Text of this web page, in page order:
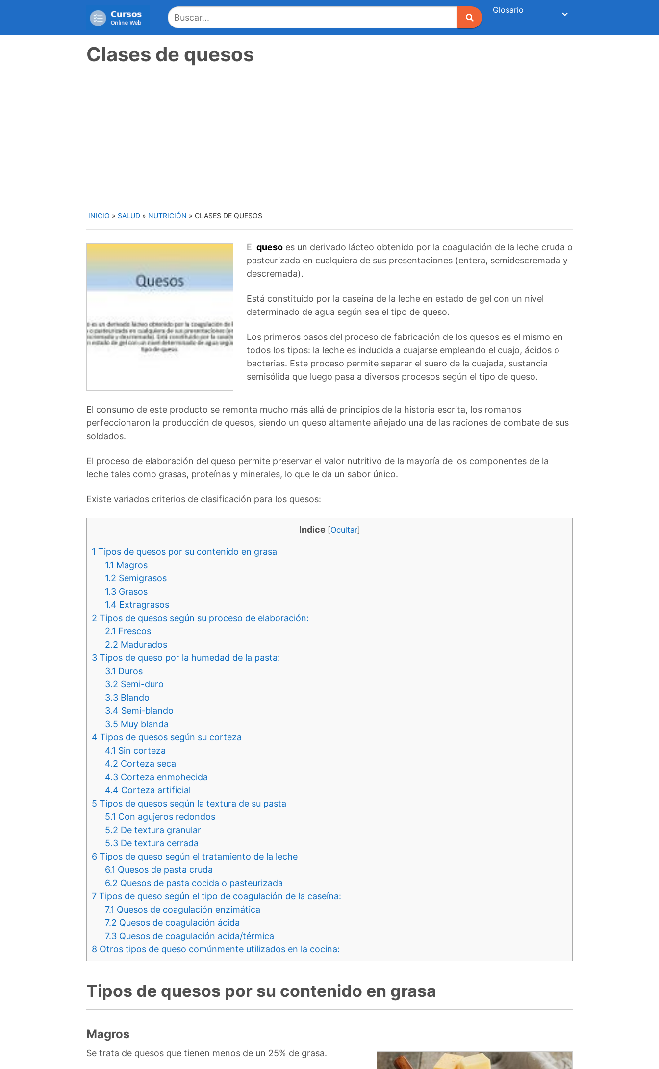
Glosario
Clases de quesos
INICIO » SALUD » NUTRICIÓN » CLASES DE QUESOS
El queso es un derivado lácteo obtenido por la coagulación de la leche cruda o
pasteurizada en cualquiera de sus presentaciones (entera, semidescremada y
descremada).
Está constituido por la caseína de la leche en estado de gel con un nivel
determinado de agua según sea el tipo de queso.
Los primeros pasos del proceso de fabricación de los quesos es el mismo en
todos los tipos: la leche es inducida a cuajarse empleando el cuajo, ácidos o
bacterias. Este proceso permite separar el suero de la cuajada, sustancia
semisólida que luego pasa a diversos procesos según el tipo de queso.
El consumo de este producto se remonta mucho más allá de principios de la historia escrita, los romanos
perfeccionaron la producción de quesos, siendo un queso altamente añejado una de las raciones de combate de sus
soldados.
El proceso de elaboración del queso permite preservar el valor nutritivo de la mayoría de los componentes de la
leche tales como grasas, proteínas y minerales, lo que le da un sabor único.
Existe variados criterios de clasificación para los quesos:
Indice [Ocultar]
1 Tipos de quesos por su contenido en grasa
1.1 Magros
1.2 Semigrasos
1.3 Grasos
1.4 Extragrasos
2 Tipos de quesos según su proceso de elaboración:
2.1 ­­­­­­­­­­­­Frescos
2.2 Madurados
3 Tipos de queso por la humedad de la pasta:
3.1 Duros
3.2 Semi-duro
3.3 Blando
3.4 Semi-blando
3.5 Muy blanda
4 Tipos de quesos según su corteza
4.1 Sin corteza
4.2 Corteza seca
4.3 Corteza enmohecida
4.4 Corteza artificial
5 Tipos de quesos según la textura de su pasta
5.1 Con agujeros redondos
5.2 De textura granular
5.3 De textura cerrada
6 Tipos de queso según el tratamiento de la leche
6.1 Quesos de pasta cruda
6.2 Quesos de pasta cocida o pasteurizada
7 Tipos de queso según el tipo de coagulación de la caseína:
7.1 Quesos de coagulación enzimática
7.2 Quesos de coagulación ácida
7.3 Quesos de coagulación acida/térmica
8 Otros tipos de queso comúnmente utilizados en la cocina:
Tipos de quesos por su contenido en grasa
Magros
Se trata de quesos que tienen menos de un 25% de grasa.